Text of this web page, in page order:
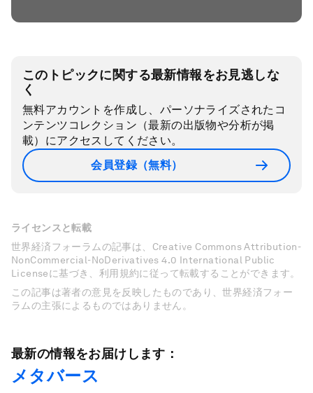
このトピックに関する最新情報をお見逃しな
く
無料アカウントを作成し、パーソナライズされたコ
ンテンツコレクション（最新の出版物や分析が掲
載）にアクセスしてください。
会員登録（無料）
ライセンスと転載
世界経済フォーラムの記事は、Creative Commons Attribution-
NonCommercial-NoDerivatives 4.0 International Public
Licenseに基づき、利用規約に従って転載することができます。
この記事は著者の意見を反映したものであり、世界経済フォー
ラムの主張によるものではありません。
最新の情報をお届けします：
メタバース